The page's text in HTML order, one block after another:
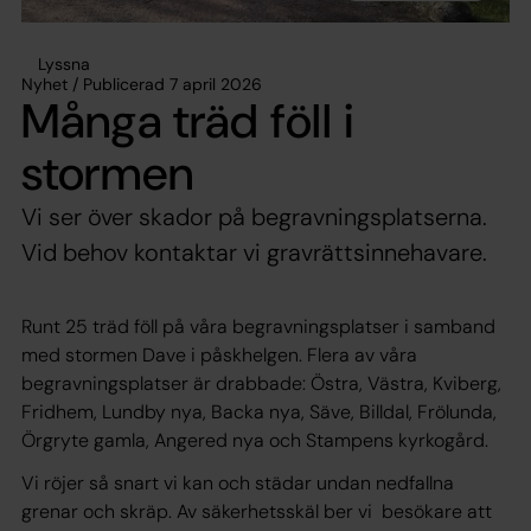
Lyssna
Nyhet / Publicerad 7 april 2026
Många träd föll i
stormen
Vi ser över skador på begravningsplatserna.
Vid behov kontaktar vi gravrättsinnehavare.
Runt 25 träd föll på våra begravningsplatser i samband
med stormen Dave i påskhelgen. Flera av våra
begravningsplatser är drabbade: Östra, Västra, Kviberg,
Fridhem, Lundby nya, Backa nya, Säve, Billdal, Frölunda,
Örgryte gamla, Angered nya och Stampens kyrkogård.
Vi röjer så snart vi kan och städar undan nedfallna
grenar och skräp. Av säkerhetsskäl ber vi besökare att